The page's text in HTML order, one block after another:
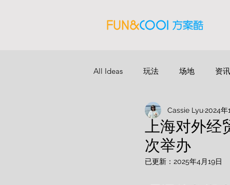
All Ideas 玩法 场地 资讯
上海对外经
次举办
Cassie Lyu2024年
已更新： 2025年4月19日